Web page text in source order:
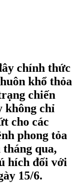
chính thức
khổ thỏa
chiến
không chỉ
cho các
phong tỏa
qua,
hích đối với
15/6.